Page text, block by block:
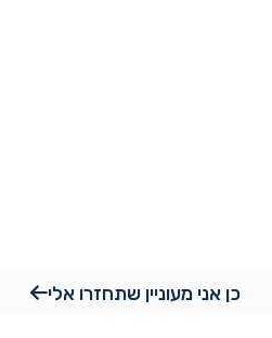
כן אני מעוניין שתחזרו אלי